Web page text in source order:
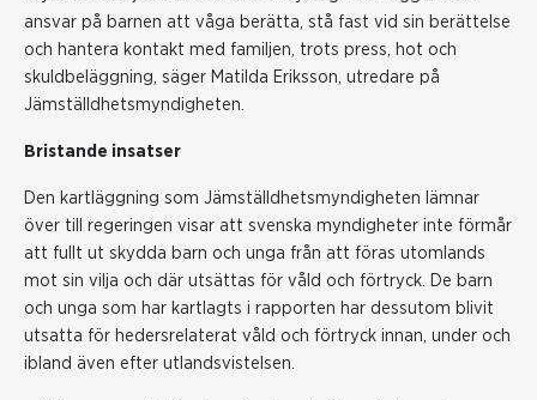
ansvar på barnen att våga berätta, stå fast vid sin berättelse
och hantera kontakt med familjen, trots press, hot och
skuldbeläggning, säger Matilda Eriksson, utredare på
Jämställdhetsmyndigheten.
Bristande insatser
Den kartläggning som Jämställdhetsmyndigheten lämnar
över till regeringen visar att svenska myndigheter inte förmår
att fullt ut skydda barn och unga från att föras utomlands
mot sin vilja och där utsättas för våld och förtryck. De barn
och unga som har kartlagts i rapporten har dessutom blivit
utsatta för hedersrelaterat våld och förtryck innan, under och
ibland även efter utlandsvistelsen.